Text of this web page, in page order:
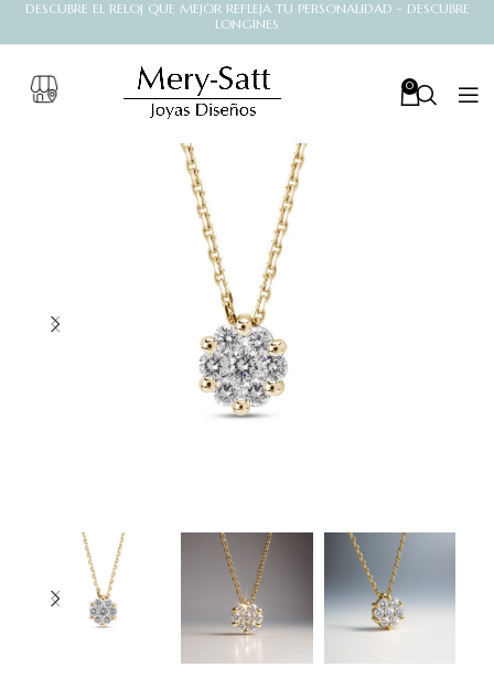
DESCUBRE EL RELOJ QUE MEJOR REFLEJA TU PERSONALIDAD - DESCUBRE
LONGINES
0